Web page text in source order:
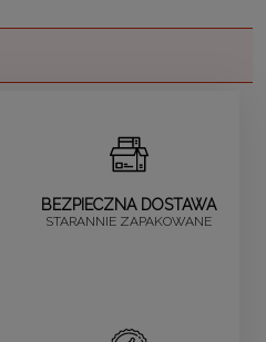
BEZPIECZNA DOSTAWA
STARANNIE ZAPAKOWANE